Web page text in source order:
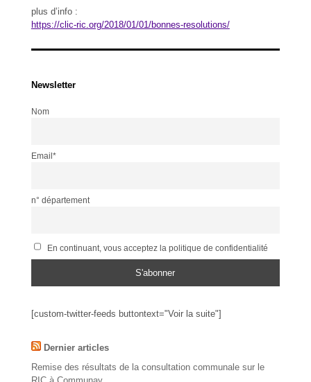
plus d’info :
https://clic-ric.org/2018/01/01/bonnes-resolutions/
Newsletter
Nom
Email*
n° département
En continuant, vous acceptez la politique de confidentialité
[custom-twitter-feeds buttontext="Voir la suite"]
Dernier articles
Remise des résultats de la consultation communale sur le